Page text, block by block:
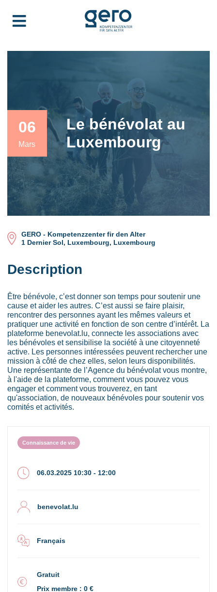
06
Mars
Le bénévolat au
Luxembourg
GERO - Kompetenzzenter fir den Alter
1 Dernier Sol, Luxembourg, Luxembourg
Description
Être bénévole, c’est donner son temps pour soutenir une
cause et aider les autres. C’est aussi se faire plaisir,
rencontrer des personnes ayant les mêmes valeurs et
pratiquer une activité en fonction de son centre d’intérêt. La
plateforme benevolat.lu, connecte les associations avec
les bénévoles et sensibilise la société à une citoyenneté
active. Les personnes intéressées peuvent rechercher une
mission à côté de chez elles, selon leurs disponibilités.
Une représentante de l’Agence du bénévolat vous montre,
à l'aide de la plateforme, comment vous pouvez vous
engager et comment vous trouverez, en tant
qu'association, de nouveaux bénévoles pour soutenir vos
comités et activités.
Connaissance de vie
06.03.2025 10:30 - 12:00
benevolat.lu
Français
Gratuit
Prix membre : 0 €